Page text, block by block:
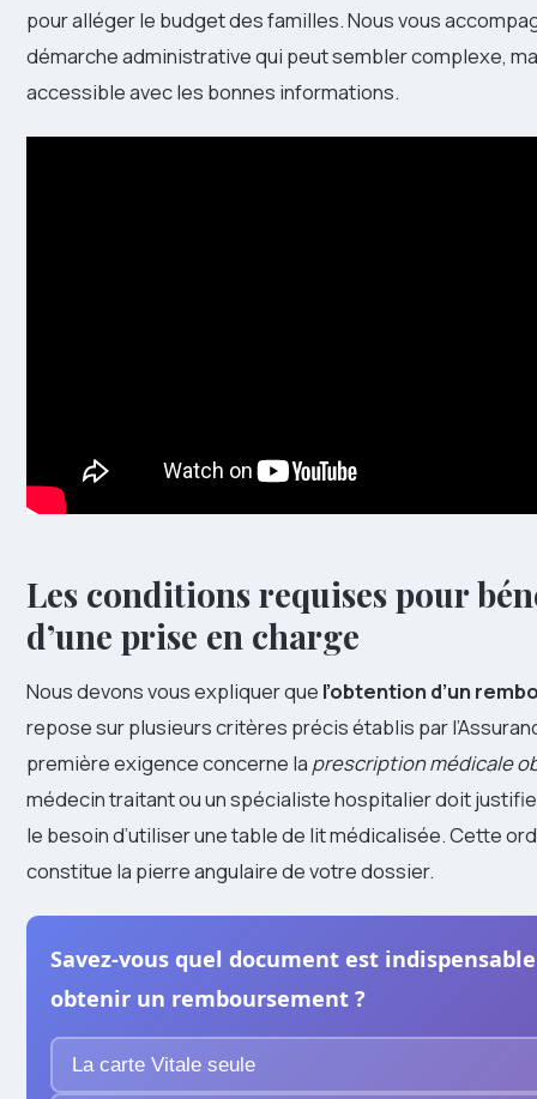
pour alléger le budget des familles. Nous vous
démarche administrative qui peut sembler complexe,
accessible avec les bonnes informations.
Les conditions requises pour
d’une prise en charge
Nous devons vous expliquer que l’obtention d’un
repose sur plusieurs critères précis établis par
première exigence concerne la prescription médicale
médecin traitant ou un spécialiste hospitalier doit
le besoin d’utiliser une table de lit médicalisée. Cette
constitue la pierre angulaire de votre dossier.
Savez-vous quel document est
obtenir un remboursement ?
La carte Vitale seule